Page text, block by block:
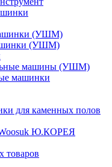
(УШМ)
(УШМ)
машины (УШМ)
машинки
для каменных полов
Ю.КОРЕЯ
товаров